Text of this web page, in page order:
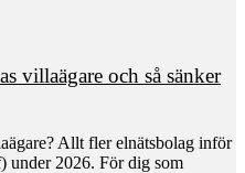
villaägare och så sänker
Allt fler elnätsbolag inför
under 2026. För dig som